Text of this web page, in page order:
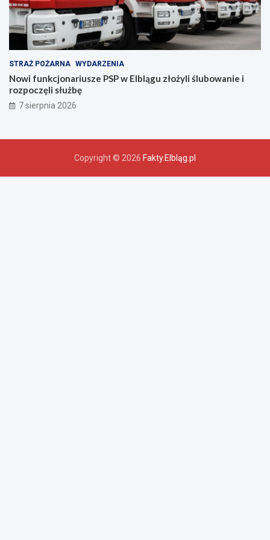
STRAŻ POŻARNA WYDARZENIA
Nowi funkcjonariusze PSP w Elblągu złożyli ślubowanie i
rozpoczęli służbę
7 sierpnia 2026
Copyright © 2026 Fakty.Elbląg.pl